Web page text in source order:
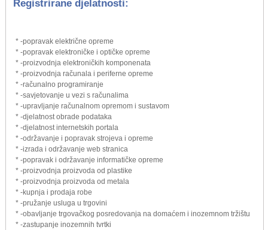
Registrirane djelatnosti:
* -popravak električne opreme
* -popravak elektroničke i optičke opreme
* -proizvodnja elektroničkih komponenata
* -proizvodnja računala i periferne opreme
* -računalno programiranje
* -savjetovanje u vezi s računalima
* -upravljanje računalnom opremom i sustavom
* -djelatnost obrade podataka
* -djelatnost internetskih portala
* -održavanje i popravak strojeva i opreme
* -izrada i održavanje web stranica
* -popravak i održavanje informatičke opreme
* -proizvodnja proizvoda od plastike
* -proizvodnja proizvoda od metala
* -kupnja i prodaja robe
* -pružanje usluga u trgovini
* -obavljanje trgovačkog posredovanja na domaćem i inozemnom tržištu
* -zastupanje inozemnih tvrtki